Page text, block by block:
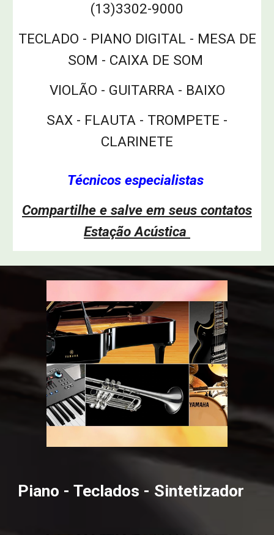
(13)3302-9000
TECLADO - PIANO DIGITAL - MESA DE
SOM - CAIXA DE SOM
VIOLÃO - GUITARRA - BAIXO
SAX - FLAUTA - TROMPETE -
CLARINETE
Técnicos especialistas
Compartilhe e salve em seus contatos
Estação Acústica
Piano - Teclados - Sintetizador